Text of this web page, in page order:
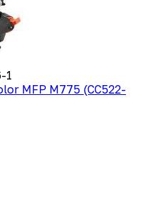
1
MFP M775 (CC522-